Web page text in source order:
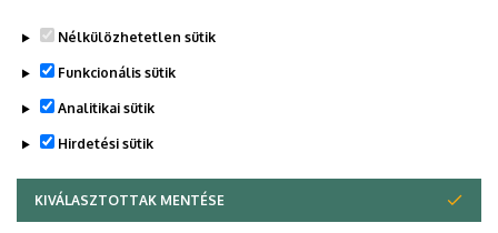
Nélkülözhetetlen sütik
Funkcionális sütik
Analitikai sütik
Hirdetési sütik
KIVÁLASZTOTTAK MENTÉSE
WITHDRAW CONSENT
Legutóbb frissítve: 2026. 02. 23. 14:23
Adatvédelem